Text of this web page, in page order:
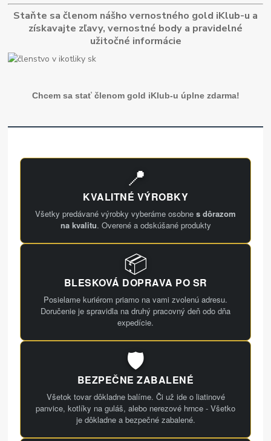
Staňte sa členom nášho vernostného gold iKlub-u a
získavajte zľavy, vernostné body a pravidelné
užitočné informácie
Chcem sa stať členom gold iKlub-u úplne zdarma!
📍
KVALITNÉ VÝROBKY
Všetky predávané výrobky vyberáme osobne s dôrazom
na kvalitu. Overené a odskúšané produkty
📦
BLESKOVÁ DOPRAVA PO SR
Posielame kuriérom priamo na vami zvolenú adresu.
Doručenie je spravidla na druhý pracovný deň odo dňa
expedície.
🛡️
BEZPEČNE ZABALENÉ
Všetok tovar dôkladne balíme. Či už ide o liatinové
panvice, kotlíky na guláš, alebo nerezové hrnce - Všetko
je dôkladne a bezpečné zabalené.